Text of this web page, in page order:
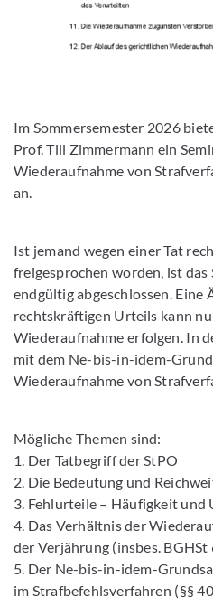
Im Sommersemester 2026
Prof. Till Zimmermann ein
Wiederaufnahme von
an.
Ist jemand wegen einer Tat
freigesprochen worden, ist
endgültig abgeschlossen. Eine
rechtskräftigen Urteils kann
Wiederaufnahme erfolgen. In
mit dem Ne-bis-in-idem-
Wiederaufnahme von
Mögliche Themen sind:
1. Der Tatbegriff der StPO
2. Die Bedeutung und
3. Fehlurteile – Häufigkeit und
4. Das Verhältnis der
der Verjährung (insbes. BGHSt
5. Der Ne-bis-in-idem-
im Strafbefehlsverfahren (§§